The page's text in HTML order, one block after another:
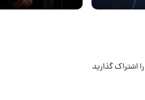
اشتراک گذارید